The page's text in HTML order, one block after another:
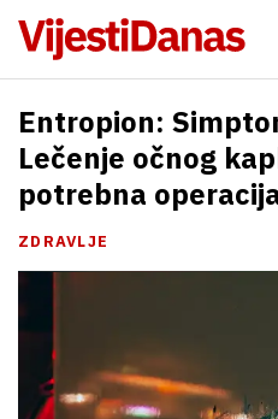
Entropion:
Lečenje očnog
potrebna
ZDRAVLJE